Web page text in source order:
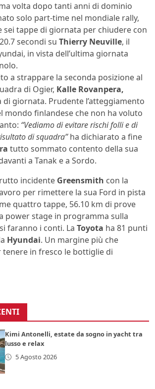
volta dopo tanti anni di dominio
solo part-time nel mondiale rally,
sei tappe di giornata per chiudere con
secondi su Thierry Neuville, il
in vista dell’ultima giornata
a strappare la seconda posizione al
di Ogier, Kalle Rovanpera,
di giornata. Prudente l’atteggiamento
mondo finlandese che non ha voluto
“Vediamo di evitare rischi folli e di
di squadra”ha dichiarato a fine
tutto sommato contento della sua
a Tanak e a Sordo.
incidente Greensmith con la
per rimettere la sua Ford in pista
quattro tappe, 56.10 km di prove
power stage in programma sulla
faranno i conti. La Toyota ha 81 punti
Hyundai. Un margine più che
tenere in fresco le bottiglie di
Kimi Antonelli, estate da sogno in yacht tra
lusso e relax
5 Agosto 2026